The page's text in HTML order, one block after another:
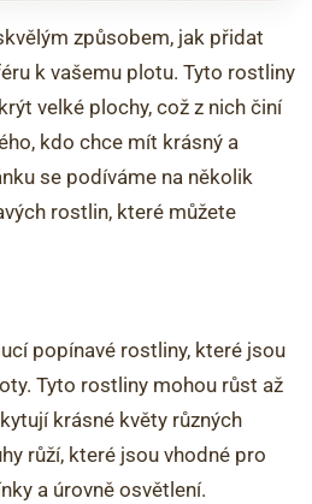
způsobem, jak přidat
k vašemu plotu. Tyto rostliny
velké plochy, což z nich činí
kdo chce mít krásný a
se podíváme na několik
rostlin, které můžete
popínavé rostliny, které jsou
Tyto rostliny mohou růst až
krásné květy různých
růží, které jsou vhodné pro
a úrovně osvětlení.